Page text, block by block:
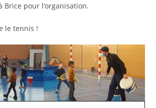
Brice pour l’organisation.
le tennis !